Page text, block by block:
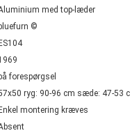
med top-læder
bluefurn ©
ES104
forespørgsel
ryg: 90-96 cm sæde: 47-53
Enkel montering kræves